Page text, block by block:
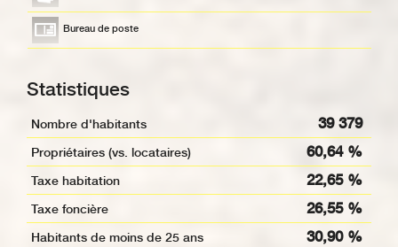
Bureau de poste
Statistiques
Nombre d'habitants 39 379
Propriétaires (vs. locataires) 60,64 %
Taxe habitation 22,65 %
Taxe foncière 26,55 %
Habitants de moins de 25 ans 30,90 %